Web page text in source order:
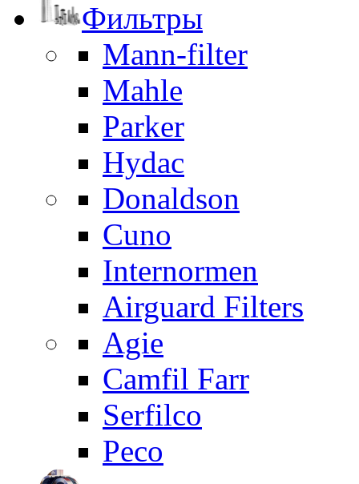
Фильтры
Mann-filter
Mahle
Parker
Hydac
Donaldson
Cuno
Internormen
Airguard Filters
Agie
Camfil Farr
Serfilco
Peco